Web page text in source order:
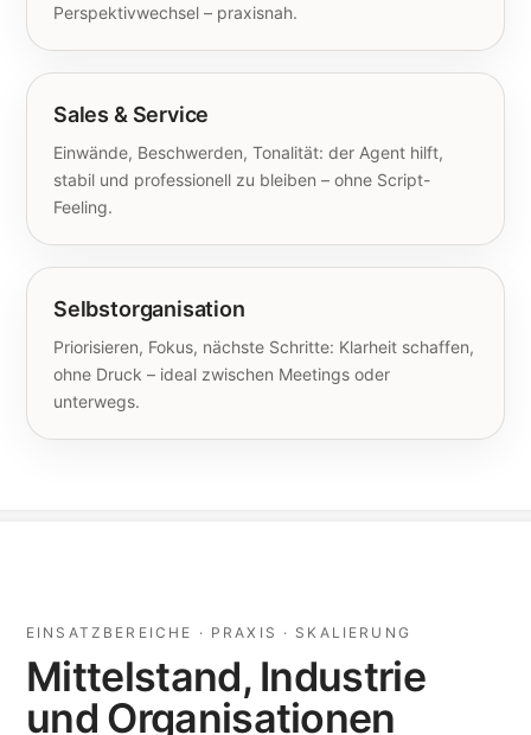
Perspektivwechsel – praxisnah.
Sales & Service
Einwände, Beschwerden, Tonalität: der Agent hilft,
stabil und professionell zu bleiben – ohne Script-
Feeling.
Selbstorganisation
Priorisieren, Fokus, nächste Schritte: Klarheit schaffen,
ohne Druck – ideal zwischen Meetings oder
unterwegs.
EINSATZBEREICHE · PRAXIS · SKALIERUNG
Mittelstand, Industrie
und Organisationen